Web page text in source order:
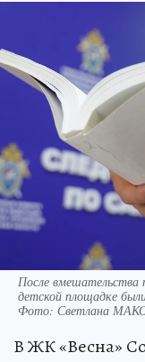
После вмешательства
детской площадке
Фото: Светлана
В ЖК «Весна»